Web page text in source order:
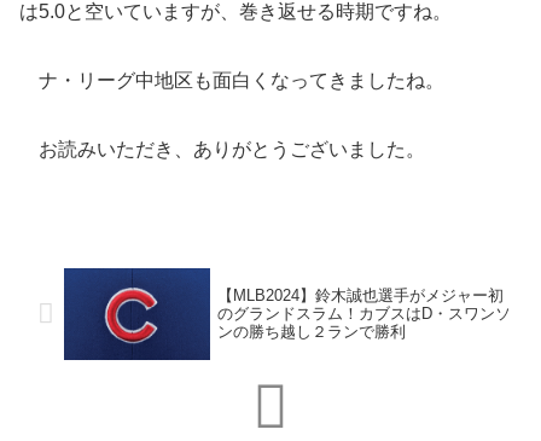
は5.0と空いていますが、巻き返せる時期ですね。
ナ・リーグ中地区も面白くなってきましたね。
お読みいただき、ありがとうございました。
【MLB2024】鈴木誠也選手がメジャー初
のグランドスラム！カブスはD・スワンソ
ンの勝ち越し２ランで勝利